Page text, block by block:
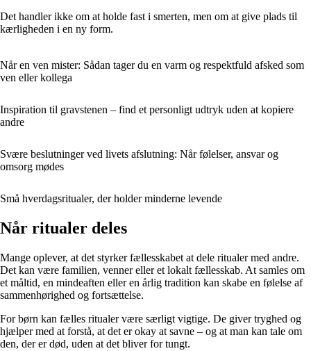
Det handler ikke om at holde fast i smerten, men om at give plads til
kærligheden i en ny form.
Når en ven mister: Sådan tager du en varm og respektfuld afsked som
ven eller kollega
Inspiration til gravstenen – find et personligt udtryk uden at kopiere
andre
Svære beslutninger ved livets afslutning: Når følelser, ansvar og
omsorg mødes
Små hverdagsritualer, der holder minderne levende
Når ritualer deles
Mange oplever, at det styrker fællesskabet at dele ritualer med andre.
Det kan være familien, venner eller et lokalt fællesskab. At samles om
et måltid, en mindeaften eller en årlig tradition kan skabe en følelse af
sammenhørighed og fortsættelse.
For børn kan fælles ritualer være særligt vigtige. De giver tryghed og
hjælper med at forstå, at det er okay at savne – og at man kan tale om
den, der er død, uden at det bliver for tungt.